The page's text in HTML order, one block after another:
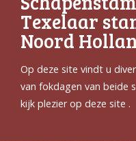
Texelaar
Noord
Op deze site vindt u
van fokdagen van beide
kijk plezier op deze site .